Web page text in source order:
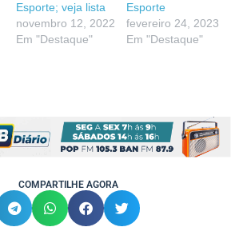
Esporte; veja lista
novembro 12, 2022
Em "Destaque"
Esporte
fevereiro 24, 2023
Em "Destaque"
COMPARTILHE AGORA